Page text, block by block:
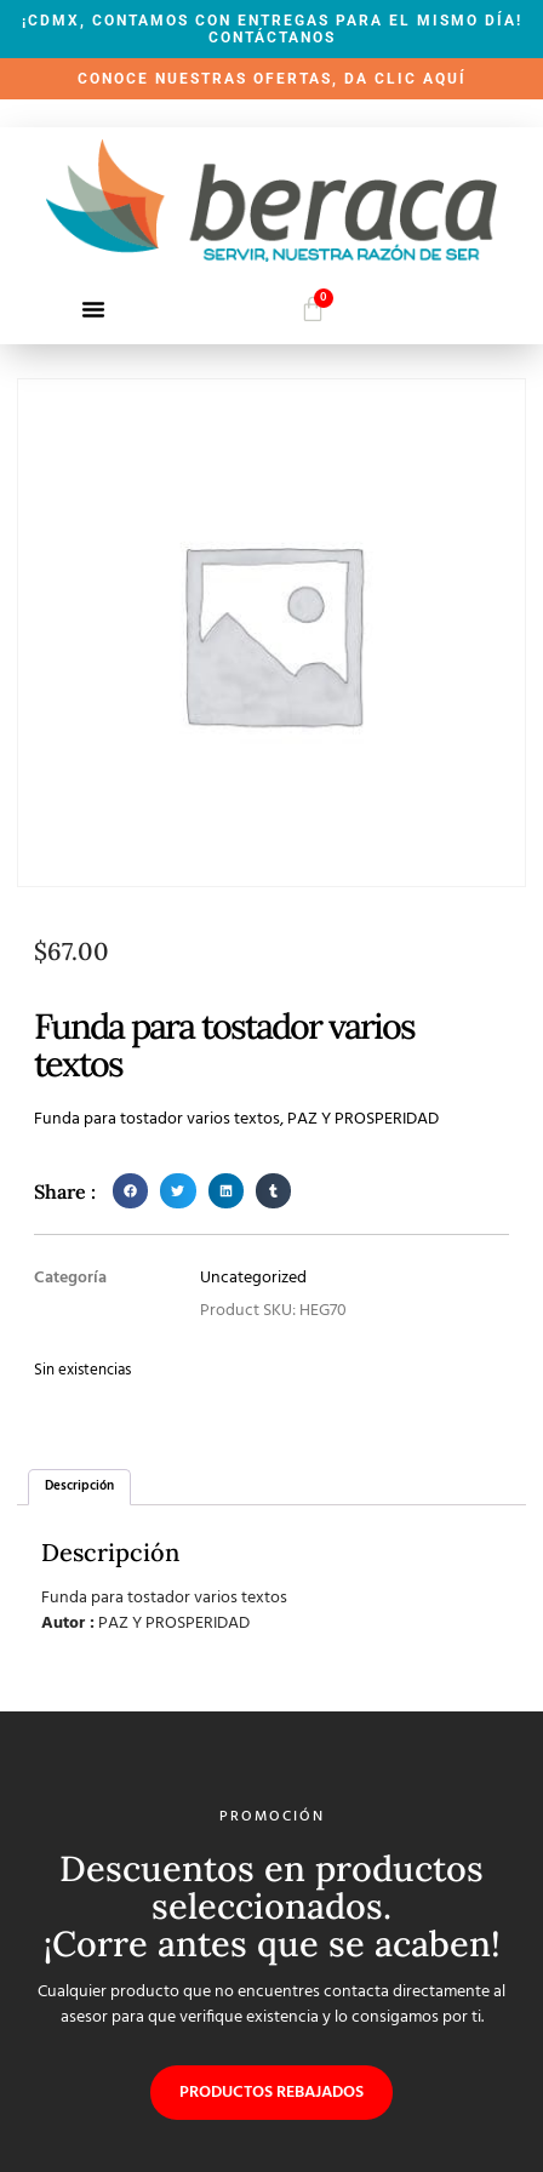
¡CDMX, CONTAMOS CON ENTREGAS PARA EL MISMO DÍA!
CONTÁCTANOS
CONOCE NUESTRAS OFERTAS, DA CLIC AQUÍ
0
$67.00
Funda para tostador varios
textos
Funda para tostador varios textos, PAZ Y PROSPERIDAD
Share :
Categoría
Uncategorized
Product SKU: HEG70
Sin existencias
Descripción
Descripción
Funda para tostador varios textos
Autor :PAZ Y PROSPERIDAD
PROMOCIÓN
Descuentos en productos
seleccionados.
¡Corre antes que se acaben!
Cualquier producto que no encuentres contacta directamente al
asesor para que verifique existencia y lo consigamos por ti.
PRODUCTOS REBAJADOS